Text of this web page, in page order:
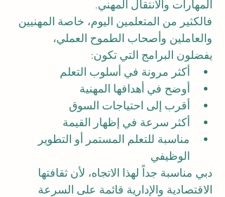
المهارات والانتقال المهني.
فالكثير من المتعلمين اليوم، خاصة المهنيين
والعاملين وأصحاب الطموح العملي،
يفضلون البرامج التي تكون:
أكثر مرونة في أسلوب التعلم
أوضح في أهدافها المهنية
أقرب إلى احتياجات السوق
أكثر سرعة في إظهار القيمة
مناسبة للتعلم المستمر أو التطوير
الوظيفي
دبي مناسبة جداً لهذا الاتجاه، لأن ثقافتها
الاقتصادية والإدارية قائمة على السرعة